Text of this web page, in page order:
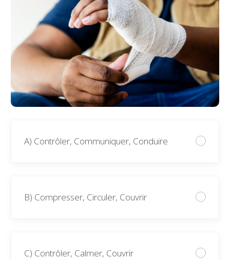
A) Contrôler, Communiquer, Conduire
B) Compresser, Circuler, Couvrir
C) Contrôler, Calmer, Couvrir